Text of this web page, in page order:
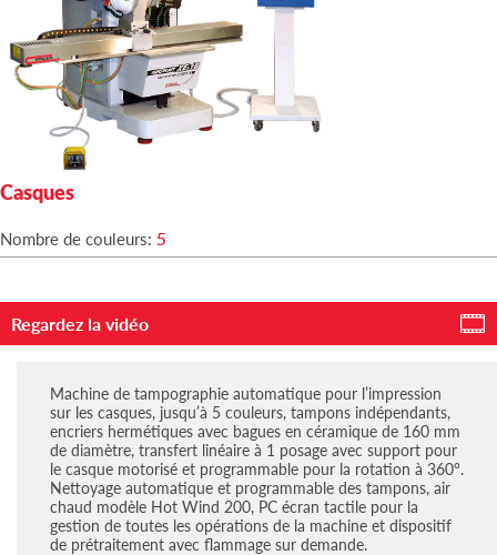
Casques
Nombre de couleurs: 5
Regardez la vidéo
Machine de tampographie automatique pour l’impression
sur les casques, jusqu’à 5 couleurs, tampons indépendants,
encriers hermétiques avec bagues en céramique de 160 mm
de diamètre, transfert linéaire à 1 posage avec support pour
le casque motorisé et programmable pour la rotation à 360°.
Nettoyage automatique et programmable des tampons, air
chaud modèle Hot Wind 200, PC écran tactile pour la
gestion de toutes les opérations de la machine et dispositif
de prétraitement avec flammage sur demande.